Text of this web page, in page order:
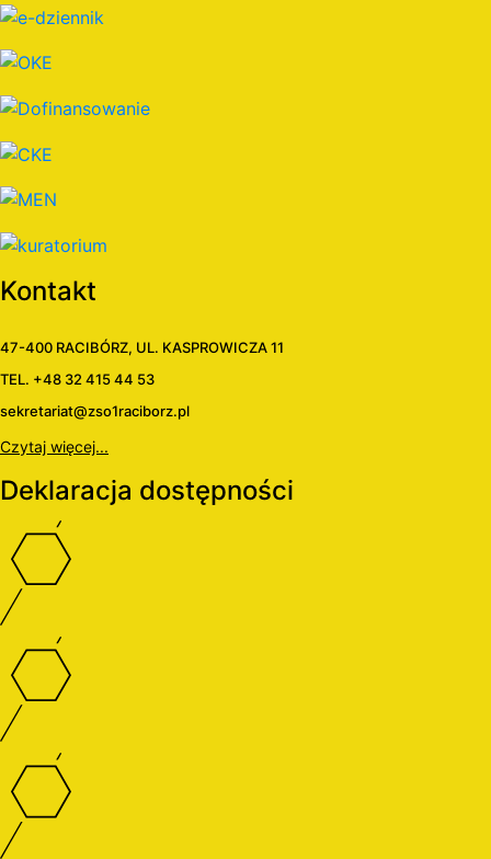
Kontakt
47-400 RACIBÓRZ, UL. KASPROWICZA 11
TEL. +48 32 415 44 53
sekretariat@zso1raciborz.pl
Czytaj więcej...
Deklaracja dostępności